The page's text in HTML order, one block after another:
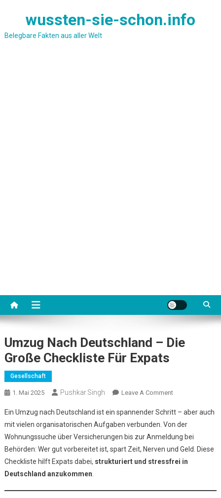
wussten-sie-schon.info
Belegbare Fakten aus aller Welt
Umzug Nach Deutschland – Die
Große Checkliste Für Expats
Gesellschaft
1. Mai 2025 Pushkar.singh Leave A CommentOn
Nach
Deutschland
–
Die
Große
Ein Umzug nach Deutschland ist ein spannender Schritt – aber auch
mit vielen organisatorischen Aufgaben verbunden. Von der
Wohnungssuche über Versicherungen bis zur Anmeldung bei
Behörden: Wer gut vorbereitet ist, spart Zeit, Nerven und Geld. Diese
Checkliste hilft Expats dabei, strukturiert und stressfrei in
Deutschland anzukommen